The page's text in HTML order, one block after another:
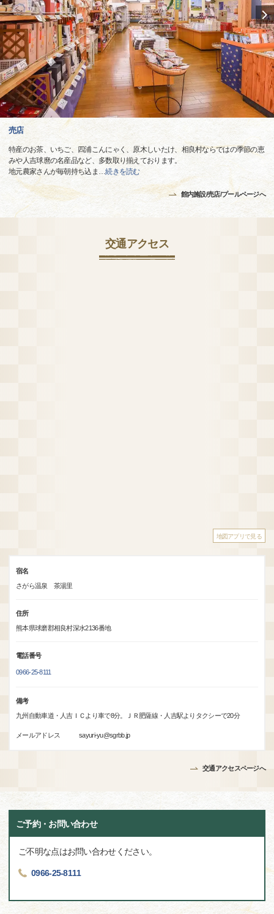
売店
特産のお茶、いちご、四浦こんにゃく、原木しいたけ、相良村ならではの季節の恵
みや人吉球麿の名産品など、多数取り揃えております。
地元農家さんが毎朝持ち込ま …続きを読む
館内施設/売店/プールページへ
交通アクセス
地図アプリで見る
宿名
さがら温泉 茶湯里
住所
熊本県球磨郡相良村深水2136番地
電話番号
0966-25-8111
備考
九州自動車道・人吉ＩＣより車で8分。ＪＲ肥薩線・人吉駅よりタクシーで20分
メールアドレス sayuri-yu@sgrbb.jp
交通アクセスページへ
ご予約・お問い合わせ
ご不明な点はお問い合わせください。
0966-25-8111